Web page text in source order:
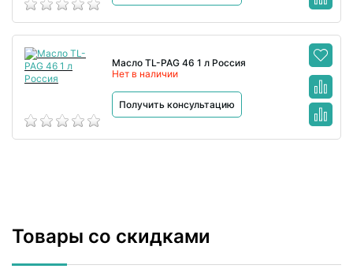
Масло TL-PAG 46 1 л Россия
Нет в наличии
Получить консультацию
Товары со скидками